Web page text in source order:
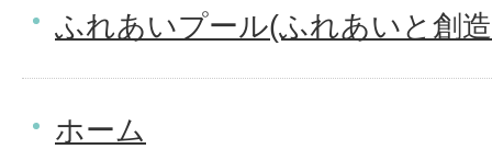
ふれあいプール(ふれあいと創
ホーム